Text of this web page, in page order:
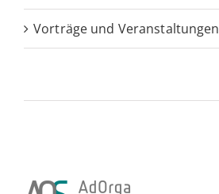
Vorträge und Veranstaltungen